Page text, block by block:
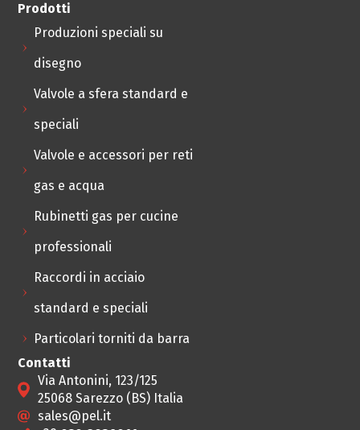
Prodotti
Produzioni speciali su
disegno
Valvole a sfera standard e
speciali
Valvole e accessori per reti
gas e acqua
Rubinetti gas per cucine
professionali
Raccordi in acciaio
standard e speciali
Particolari torniti da barra
Contatti
Via Antonini, 123/125
25068 Sarezzo (BS) Italia
sales@pel.it